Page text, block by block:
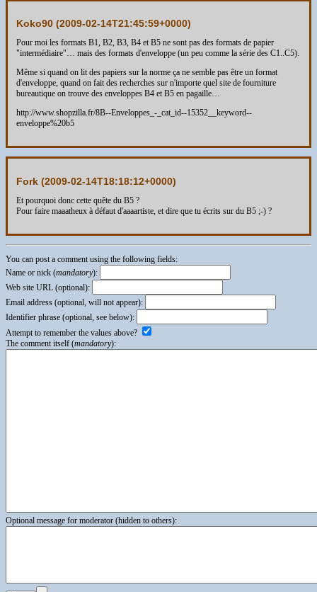
Koko90 (2009-02-14T21:45:59+0000)
Pour moi les formats B1, B2, B3, B4 et B5 ne sont pas des formats de papier
"intermédiaire"… mais des formats d'enveloppe (un peu comme la série des C1..C5).
Même si quand on lit des papiers sur la norme ça ne semble pas être un format
d'enveloppe, quand on fait des recherches sur n'importe quel site de fourniture
bureautique on trouve des enveloppes B4 et B5 en pagaille…
http://www.shopzilla.fr/8B--Enveloppes_-_cat_id--15352__keyword--
enveloppe%20b5
Fork (2009-02-14T18:18:12+0000)
Et pourquoi donc cette quête du B5 ?
Pour faire maaatheux à défaut d'aaaartiste, et dire que tu écrits sur du B5 ;-) ?
You can post a comment using the following fields:
Name or nick (mandatory):
Web site URL (optional):
Email address (optional, will not appear):
Identifier phrase (optional, see below):
Attempt to remember the values above?
The comment itself (mandatory):
Optional message for moderator (hidden to others):